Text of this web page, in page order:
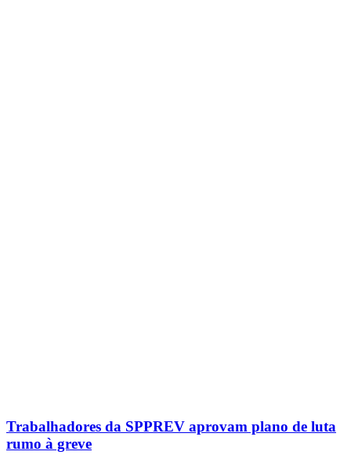
Trabalhadores da SPPREV aprovam plano de luta
rumo à greve